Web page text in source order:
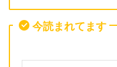
今読まれてます